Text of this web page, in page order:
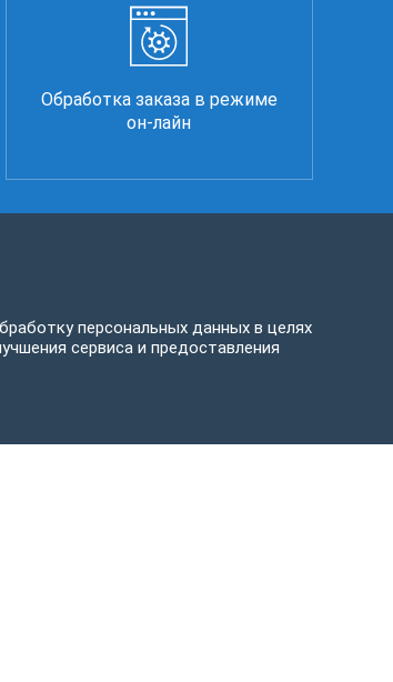
Обработка заказа в режиме
он-лайн
персональных данных в целях
сервиса и предоставления